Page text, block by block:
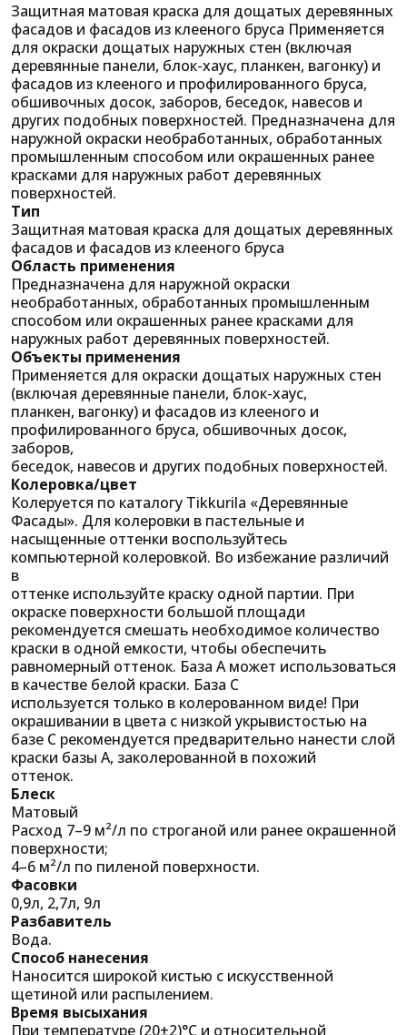
Защитная матовая краска для дощатых деревянных
фасадов и фасадов из клееного бруса Применяется
для окраски дощатых наружных стен (включая
деревянные панели, блок-хаус, планкен, вагонку) и
фасадов из клееного и профилированного бруса,
обшивочных досок, заборов, беседок, навесов и
других подобных поверхностей. Предназначена для
наружной окраски необработанных, обработанных
промышленным способом или окрашенных ранее
красками для наружных работ деревянных
поверхностей.
Тип
Защитная матовая краска для дощатых деревянных
фасадов и фасадов из клееного бруса
Область применения
Предназначена для наружной окраски
необработанных, обработанных промышленным
способом или окрашенных ранее красками для
наружных работ деревянных поверхностей.
Объекты применения
Применяется для окраски дощатых наружных стен
(включая деревянные панели, блок-хаус,
планкен, вагонку) и фасадов из клееного и
профилированного бруса, обшивочных досок,
заборов,
беседок, навесов и других подобных поверхностей.
Колеровка/цвет
Колеруется по каталогу Tikkurila «Деревянные
Фасады». Для колеровки в пастельные и
насыщенные оттенки воспользуйтесь
компьютерной колеровкой. Во избежание различий
в
оттенке используйте краску одной партии. При
окраске поверхности большой площади
рекомендуется смешать необходимое количество
краски в одной емкости, чтобы обеспечить
равномерный оттенок. База А может использоваться
в качестве белой краски. База С
используется только в колерованном виде! При
окрашивании в цвета с низкой укрывистостью на
базе С рекомендуется предварительно нанести слой
краски базы А, заколерованной в похожий
оттенок.
Блеск
Матовый
Расход 7–9 м²/л по строганой или ранее окрашенной
поверхности;
4–6 м²/л по пиленой поверхности.
Фасовки
0,9л, 2,7л, 9л
Разбавитель
Вода.
Способ нанесения
Наносится широкой кистью с искусственной
щетиной или распылением.
Время высыхания
При температуре (20±2)°С и относительной